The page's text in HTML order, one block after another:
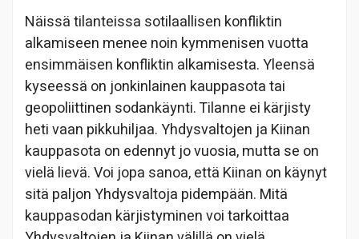
Näissä tilanteissa sotilaallisen konfliktin
alkamiseen menee noin kymmenisen vuotta
ensimmäisen konfliktin alkamisesta. Yleensä
kyseessä on jonkinlainen kauppasota tai
geopoliittinen sodankäynti. Tilanne ei kärjisty
heti vaan pikkuhiljaa. Yhdysvaltojen ja Kiinan
kauppasota on edennyt jo vuosia, mutta se on
vielä lievä. Voi jopa sanoa, että Kiinan on käynyt
sitä paljon Yhdysvaltoja pidempään. Mitä
kauppasodan kärjistyminen voi tarkoittaa